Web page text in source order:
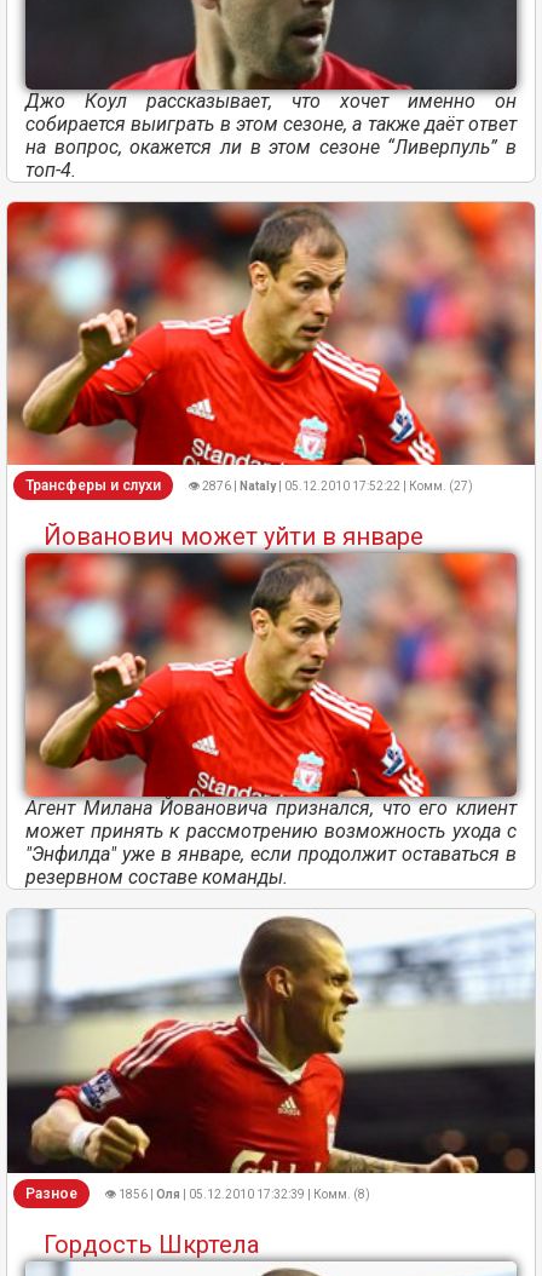
Джо Коул рассказывает, что хочет именно он
собирается выиграть в этом сезоне, а также даёт ответ
на вопрос, окажется ли в этом сезоне “Ливерпуль” в
топ-4.
Трансферы и слухи 👁 2876 | Nataly| 05.12.2010 17:52:22 | Комм. (27)
Йованович может уйти в январе
Агент Милана Йовановича признался, что его клиент
может принять к рассмотрению возможность ухода с
"Энфилда" уже в январе, если продолжит оставаться в
резервном составе команды.
Разное 👁 1856 | Оля | 05.12.2010 17:32:39 | Комм. (8)
Гордость Шкртела